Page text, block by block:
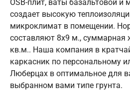
OSB-плит, ваты базальтовой и
создает высокую
микроклимат в помещении.
составляют 8х9 м., суммарная
кв.м.. Наша компания в
каркасник по персональному
Люберцах в оптимальное для
выбранном вами типе грунта.